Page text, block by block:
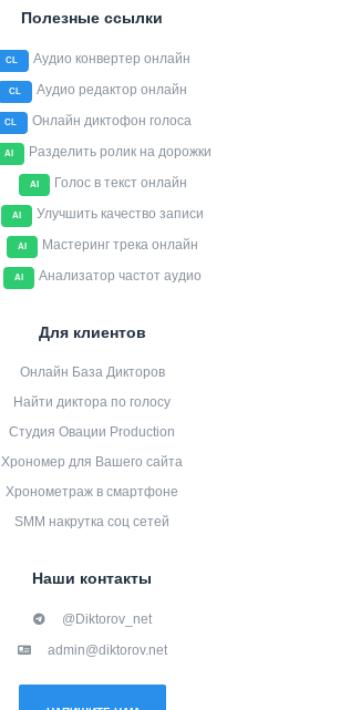
Полезные ссылки
CL Аудио конвертер онлайн
CL Аудио редактор онлайн
CL Онлайн диктофон голоса
AI Разделить ролик на дорожки
AI Голос в текст онлайн
AI Улучшить качество записи
AI Мастеринг трека онлайн
AI Анализатор частот аудио
Для клиентов
Онлайн База Дикторов
Найти диктора по голосу
Студия Овации Production
Хрономер для Вашего сайта
Хронометраж в смартфоне
SMM накрутка соц сетей
Наши контакты
@Diktorov_net
admin@diktorov.net